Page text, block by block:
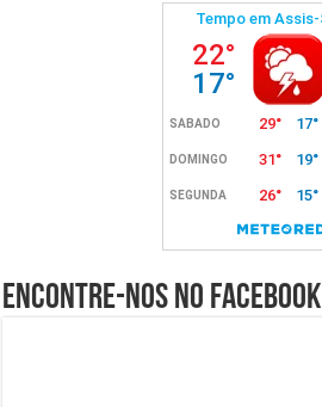
Encontre-nos no Facebook